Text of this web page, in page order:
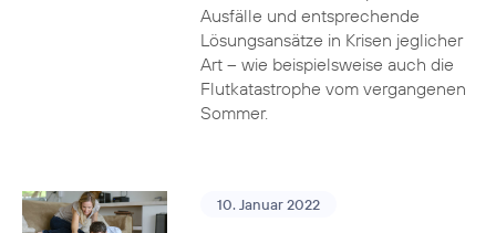
Ausfälle und entsprechende
Lösungsansätze in Krisen jeglicher
Art – wie beispielsweise auch die
Flutkatastrophe vom vergangenen
Sommer.
10. Januar 2022